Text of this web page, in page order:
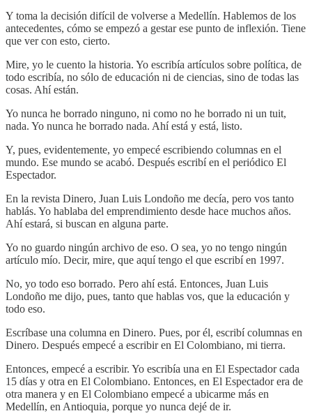
Y toma la decisión difícil de volverse a Medellín. Hablemos de los
antecedentes, cómo se empezó a gestar ese punto de inflexión. Tiene
que ver con esto, cierto.
Mire, yo le cuento la historia. Yo escribía artículos sobre política, de
todo escribía, no sólo de educación ni de ciencias, sino de todas las
cosas. Ahí están.
Yo nunca he borrado ninguno, ni como no he borrado ni un tuit,
nada. Yo nunca he borrado nada. Ahí está y está, listo.
Y, pues, evidentemente, yo empecé escribiendo columnas en el
mundo. Ese mundo se acabó. Después escribí en el periódico El
Espectador.
En la revista Dinero, Juan Luis Londoño me decía, pero vos tanto
hablás. Yo hablaba del emprendimiento desde hace muchos años.
Ahí estará, si buscan en alguna parte.
Yo no guardo ningún archivo de eso. O sea, yo no tengo ningún
artículo mío. Decir, mire, que aquí tengo el que escribí en 1997.
No, yo todo eso borrado. Pero ahí está. Entonces, Juan Luis
Londoño me dijo, pues, tanto que hablas vos, que la educación y
todo eso.
Escríbase una columna en Dinero. Pues, por él, escribí columnas en
Dinero. Después empecé a escribir en El Colombiano, mi tierra.
Entonces, empecé a escribir. Yo escribía una en El Espectador cada
15 días y otra en El Colombiano. Entonces, en El Espectador era de
otra manera y en El Colombiano empecé a ubicarme más en
Medellín, en Antioquia, porque yo nunca dejé de ir.